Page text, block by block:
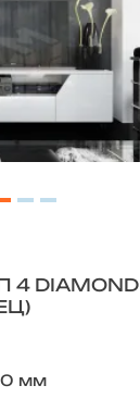
DIAMOND
мм